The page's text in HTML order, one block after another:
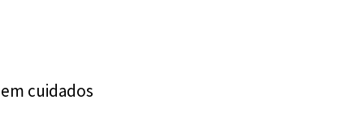
cuidados